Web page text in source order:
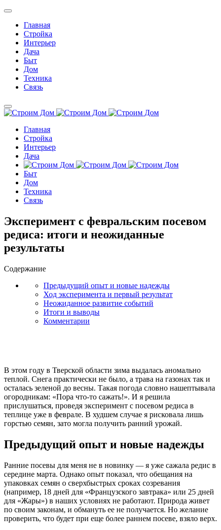
Главная
Стройка
Интерьер
Дача
Быт
Дом
Техника
Связь
Главная
Стройка
Интерьер
Дача
Быт
Дом
Техника
Связь
Эксперимент с февральским посевом
редиса: итоги и неожиданные
результаты
Содержание
Предыдущий опыт и новые надежды
Ход эксперимента и первый результат
Неожиданное развитие событий
Итоги и выводы
Комментарии
В этом году в Тверской области зима выдалась аномально
теплой. Снега практически не было, а трава на газонах так и
осталась зеленой до весны. Такая погода словно нашептывала
огородникам: «Пора что-то сажать!». И я решила
прислушаться, проведя эксперимент с посевом редиса в
теплице уже в феврале. В худшем случае я рисковала лишь
горстью семян, зато могла получить ранний урожай.
Предыдущий опыт и новые надежды
Ранние посевы для меня не в новинку — я уже сажала редис в
середине марта. Однако опыт показал, что обещания на
упаковках семян о сверхбыстрых сроках созревания
(например, 18 дней для «Французского завтрака» или 25 дней
для «Жары») в наших условиях не работают. Природа живет
по своим законам, и обмануть ее не получается. Но желание
проверить, что будет при еще более раннем посеве, взяло верх.